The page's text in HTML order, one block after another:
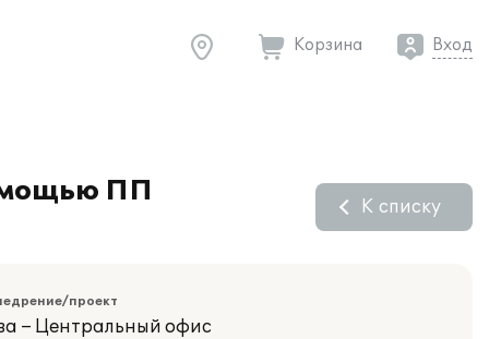
Корзина Вход
ПП
К списку
проект
– Центральный офис